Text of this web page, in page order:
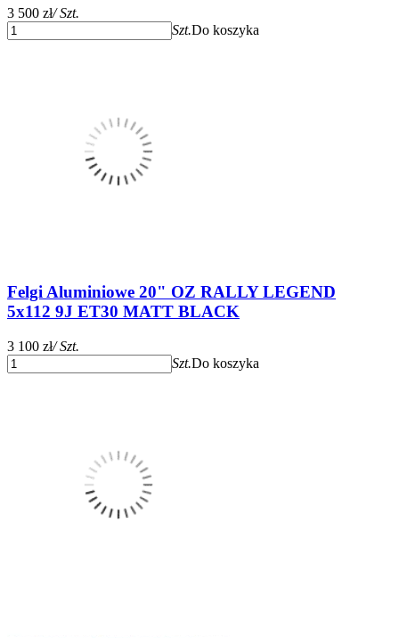
3 500 zł/ Szt.
Szt.Do koszyka
Felgi Aluminiowe 20" OZ RALLY LEGEND
5x112 9J ET30 MATT BLACK
3 100 zł/ Szt.
Szt.Do koszyka